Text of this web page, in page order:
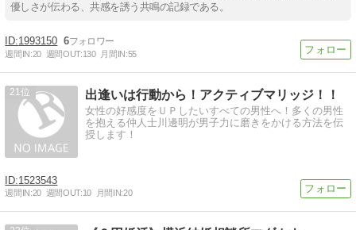
優しさが伝わる、共感を誘う共鳴の記録である。
1993150 6
週間IN:20 週間OUT:130 月間IN:55
21 出逢いは行動から！アクティブマリッジ！！
女性の好感度をＵＰしたいすべての男性へ！多くの男性
を抱える仲人士川邊明が男子力に磨きをかける方法を伝
授します！
1523543
週間IN:20 週間OUT:10 月間IN:20